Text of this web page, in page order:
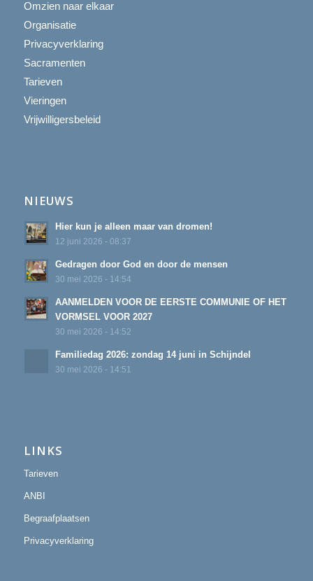
Omzien naar elkaar
Organisatie
Privacyverklaring
Sacramenten
Tarieven
Vieringen
Vrijwilligersbeleid
NIEUWS
Hier kun je alleen maar van dromen!
12 juni 2026 - 08:37
Gedragen door God en door de mensen
30 mei 2026 - 14:54
AANMELDEN VOOR DE EERSTE COMMUNIE OF HET
VORMSEL VOOR 2027
30 mei 2026 - 14:52
Familiedag 2026: zondag 14 juni in Schijndel
30 mei 2026 - 14:51
LINKS
Tarieven
ANBI
Begraafplaatsen
Privacyverklaring